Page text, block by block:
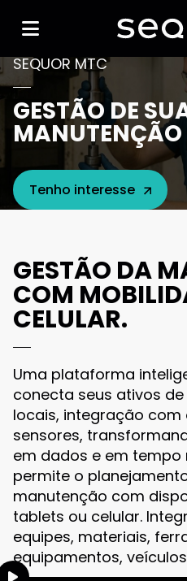
SEQUOR MTC
GESTÃO DE
Tenho interesse
GESTÃO DA
COM
CELULAR.
Uma plataforma
conecta seus ativos
locais, integração
sensores,
em dados e em tempo
permite o
manutenção com
tablets ou celular.
equipes, materiais,
equipamentos,